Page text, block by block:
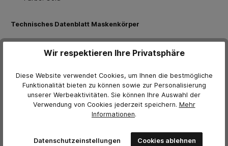
Technisches Datenblatt Maskenkörper
Weitere Herstellerinformationen
Downloads
3650xxxx10_Colad_Schleifscheiben Premium 6 + 1
Löcher_TDS_A (TDS)
Bewertungen
Wir respektieren Ihre Privatsphäre
Diese Website verwendet Cookies, um Ihnen die bestmögliche
Funktionalität bieten zu können sowie zur Personalisierung
unserer Werbeaktivitäten. Sie können Ihre Auswahl der
Verwendung von Cookies jederzeit speichern. Mehr
Informationen.
Datenschutzeinstellungen Cookies ablehnen